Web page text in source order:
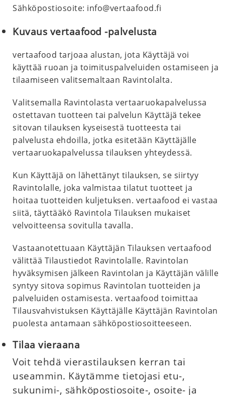
Sähköpostiosoite: info@vertaafood.fi
Kuvaus vertaafood -palvelusta
vertaafood tarjoaa alustan, jota Käyttäjä voi
käyttää ruoan ja toimituspalveluiden ostamiseen ja
tilaamiseen valitsemaltaan Ravintolalta.
Valitsemalla Ravintolasta vertaaruokapalvelussa
ostettavan tuotteen tai palvelun Käyttäjä tekee
sitovan tilauksen kyseisestä tuotteesta tai
palvelusta ehdoilla, jotka esitetään Käyttäjälle
vertaaruokapalvelussa tilauksen yhteydessä.
Kun Käyttäjä on lähettänyt tilauksen, se siirtyy
Ravintolalle, joka valmistaa tilatut tuotteet ja
hoitaa tuotteiden kuljetuksen. vertaafood ei vastaa
siitä, täyttääkö Ravintola Tilauksen mukaiset
velvoitteensa sovitulla tavalla.
Vastaanotettuaan Käyttäjän Tilauksen vertaafood
välittää Tilaustiedot Ravintolalle. Ravintolan
hyväksymisen jälkeen Ravintolan ja Käyttäjän välille
syntyy sitova sopimus Ravintolan tuotteiden ja
palveluiden ostamisesta. vertaafood toimittaa
Tilausvahvistuksen Käyttäjälle Käyttäjän Ravintolan
puolesta antamaan sähköpostiosoitteeseen.
Tilaa vieraana
Voit tehdä vierastilauksen kerran tai
useammin. Käytämme tietojasi etu-,
sukunimi-, sähköpostiosoite-, osoite- ja